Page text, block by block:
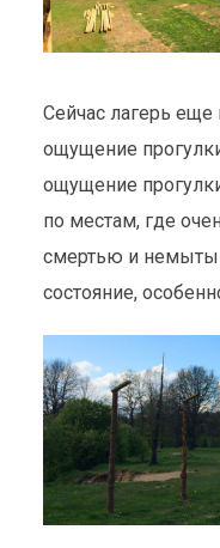
Сейчас лагерь еще
ощущение
ощущение
по местам, где
смертью и
состояние,